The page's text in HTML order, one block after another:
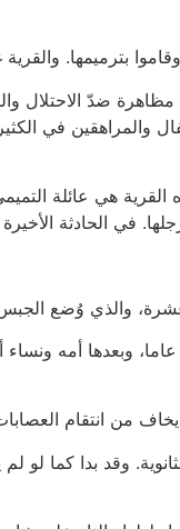
بترميمها.
ضدّ الاحتلال
والمراهقين في
هي عائلة التميمي.
والذي وُضع
يمسك الجندي بذراعه اليسرى رقبة الطفل الذي يصرخ خائفا. بعد
من انتقام
وقد بدا كما لو